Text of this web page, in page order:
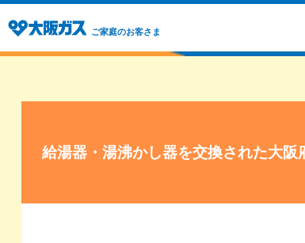
ご家庭のお客さま
給湯器・湯沸かし器を交換された大